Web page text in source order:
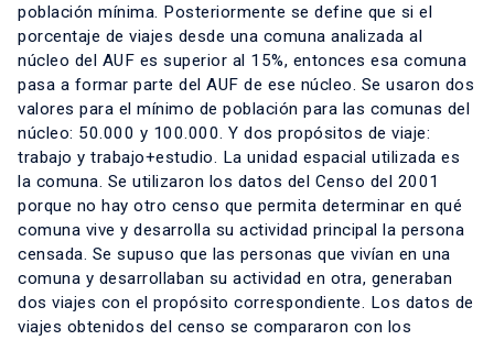
población mínima. Posteriormente se define que si el
porcentaje de viajes desde una comuna analizada al
núcleo del AUF es superior al 15%, entonces esa comuna
pasa a formar parte del AUF de ese núcleo. Se usaron dos
valores para el mínimo de población para las comunas del
núcleo: 50.000 y 100.000. Y dos propósitos de viaje:
trabajo y trabajo+estudio. La unidad espacial utilizada es
la comuna. Se utilizaron los datos del Censo del 2001
porque no hay otro censo que permita determinar en qué
comuna vive y desarrolla su actividad principal la persona
censada. Se supuso que las personas que vivían en una
comuna y desarrollaban su actividad en otra, generaban
dos viajes con el propósito correspondiente. Los datos de
viajes obtenidos del censo se compararon con los